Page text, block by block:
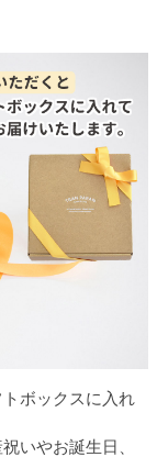
ボックスに入れ
いやお誕生日、